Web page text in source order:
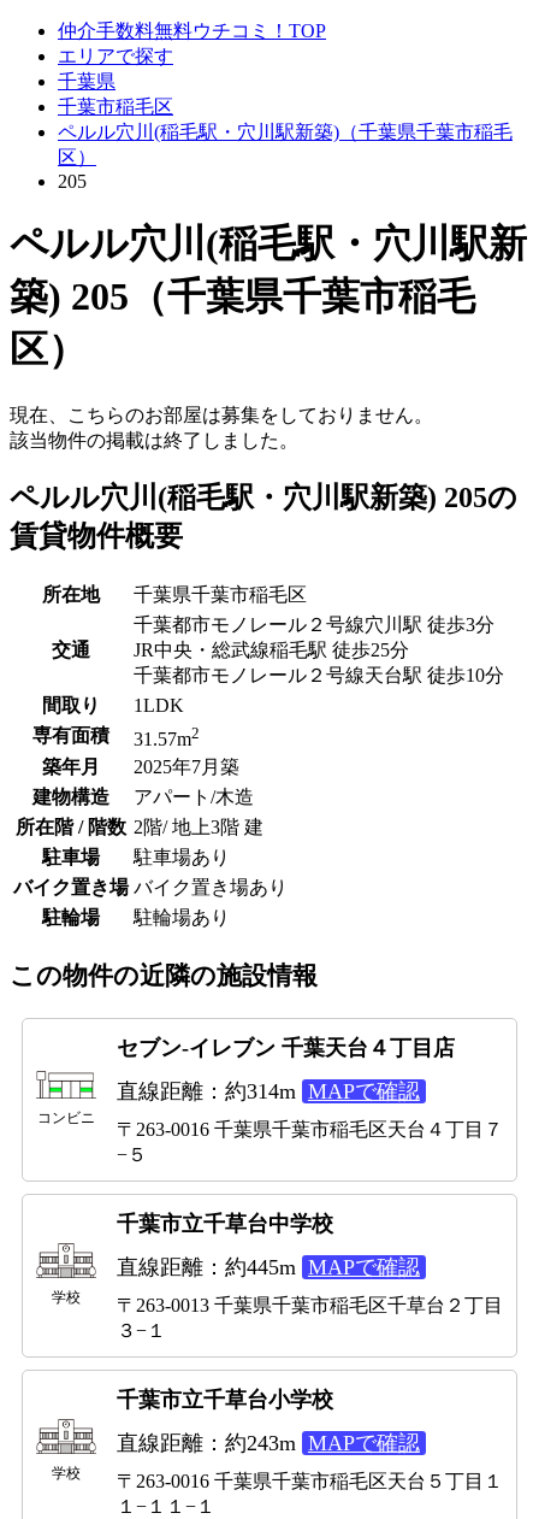
仲介手数料無料ウチコミ！TOP
エリアで探す
千葉県
千葉市稲毛区
ペルル穴川(稲毛駅・穴川駅新築)（千葉県千葉市稲毛
区）
205
ペルル穴川(稲毛駅・穴川駅新
築) 205（千葉県千葉市稲毛
区）
現在、こちらのお部屋は募集をしておりません。
該当物件の掲載は終了しました。
ペルル穴川(稲毛駅・穴川駅新築) 205の
賃貸物件概要
所在地 千葉県千葉市稲毛区
交通
千葉都市モノレール２号線穴川駅 徒歩3分
JR中央・総武線稲毛駅 徒歩25分
千葉都市モノレール２号線天台駅 徒歩10分
間取り
1LDK
専有面積
31.57m2
築年月
2025年7月築
建物構造
アパート/木造
所在階 / 階数 2階/ 地上3階 建
駐車場
駐車場あり
バイク置き場 バイク置き場あり
駐輪場
駐輪場あり
この物件の近隣の施設情報
コンビニ
セブン-イレブン 千葉天台４丁目店
直線距離：約314m MAPで確認
〒263-0016 千葉県千葉市稲毛区天台４丁目７
−５
学校
千葉市立千草台中学校
直線距離：約445m MAPで確認
〒263-0013 千葉県千葉市稲毛区千草台２丁目
３−１
学校
千葉市立千草台小学校
直線距離：約243m MAPで確認
〒263-0016 千葉県千葉市稲毛区天台５丁目１
１−１１−１